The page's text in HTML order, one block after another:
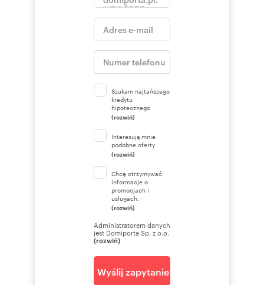
Szukam najtańszego
kredytu
hipotecznego
(rozwiń)
Interesują mnie
podobne oferty
(rozwiń)
Chcę otrzymywać
informacje o
promocjach i
usługach.
(rozwiń)
Administratorem danych
jest Domiporta Sp. z o.o.
(rozwiń)
Wyślij zapytanie